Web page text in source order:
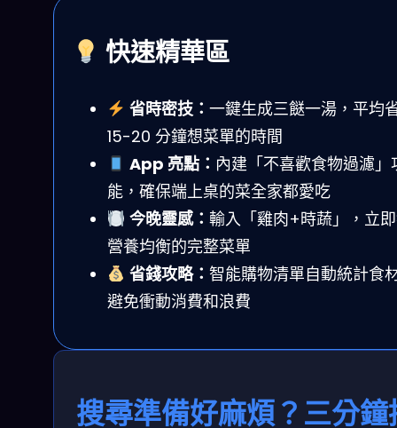
快速精華區
省時密技： 一鍵生成三餸一湯，平均
15-20 分鐘想菜單的時間
App 亮點： 內建「不喜歡食物過濾」
能，確保端上桌的菜全家都愛吃
今晚靈感： 輸入「雞肉+時蔬」，立
營養均衡的完整菜單
省錢攻略： 智能購物清單自動統計食
避免衝動消費和浪費
搜尋準備好麻煩？三分鐘